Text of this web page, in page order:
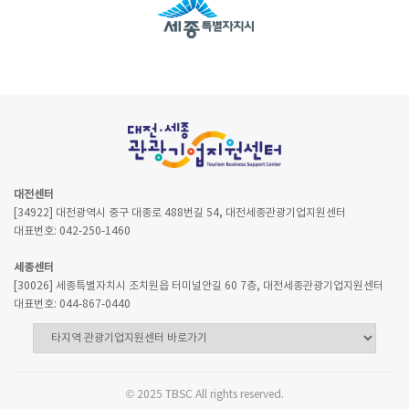
대전센터
[34922] 대전광역시 중구 대종로 488번길 54, 대전세종관광기업지원센터
대표번호: 042-250-1460
세종센터
[30026] 세종특별자치시 조치원읍 터미널안길 60 7층, 대전세종관광기업지원센터
대표번호: 044-867-0440
© 2025 TBSC All rights reserved.